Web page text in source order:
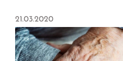
21.03.2020